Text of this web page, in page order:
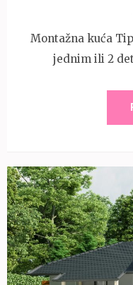
Montažna kuća
jednim ili 2